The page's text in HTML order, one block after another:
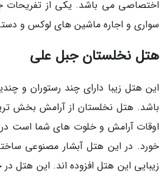
اختصاصی می باشد. یکی از تفریحات
سواری و اجاره ماشین های لوکس و
هتل نخلستان جبل علی
این هتل زیبا دارای چند رستوران و
باشد. هتل نخلستان از آرامش بخش
اوقات آرامش و خلوت های شما است در
خورد. در این هتل آبشار مصنوعی
زیبایی این هتل افزوده اند. این هتل